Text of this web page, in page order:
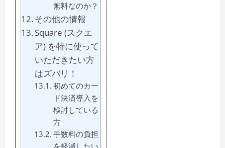
無料なのか？
その他の情報
Square (スクエ
ア) を特に使って
いただきたい方
はズバリ！
初めてのカー
ド決済導入を
検討している
方
手数料の負担